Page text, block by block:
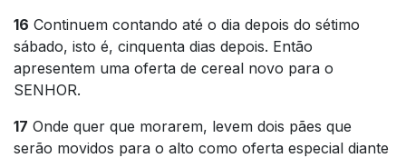
16 Continuem contando até o dia depois do sétimo
sábado, isto é, cinquenta dias depois. Então
apresentem uma oferta de cereal novo para o
SENHOR.
17 Onde quer que morarem, levem dois pães que
serão movidos para o alto como oferta especial diante